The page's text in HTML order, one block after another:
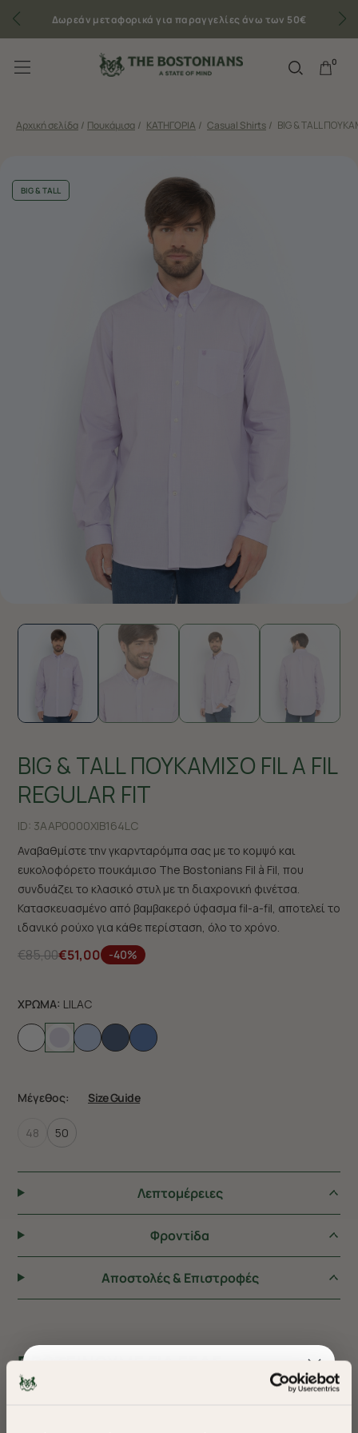
Δωρεάν μεταφορικά για παραγγελίες άνω των 50€
0
Αρχική σελίδα / Πουκάμισα / ΚΑΤΗΓΟΡΙΑ / Casual Shirts / BIG & TALL
BIG & TALL
BIG & TALL ΠΟΥΚΑΜΙΣΟ FIL A FIL
REGULAR FIT
ID: 3AAP0000X|B164LC
Αναβαθμίστε την γκαρνταρόμπα σας με το κομψό και
ευκολοφόρετο πουκάμισο The Bostonians Fil à Fil, που
συνδυάζει το κλασικό στυλ με τη διαχρονική φινέτσα.
Κατασκευασμένο από βαμβακερό ύφασμα fil-a-fil, αποτελεί το
ιδανικό ρούχο για κάθε περίσταση, όλο το χρόνο.
€85,00€51,00 -40%
ΧΡΩΜΑ: LILAC
Μέγεθος: Size Guide
48 50
Λεπτομέρειες
Φροντiδα
Αποστολές & Επιστροφές
ΠΡΟΤΕΙΝΟΥΜΕ ΓΙΑ ΕΣΑΣ